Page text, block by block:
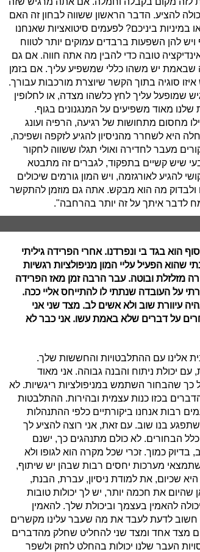
להציע. הדבר הראשון ששווה לבחון זה האם
ביניכם? לפעמים סיטואציות שאנחנו
להן השפעות ברבדים עמוקים יותר לטווח
טובה כדי להבין מה אתה חווה. אם גם
שבאמת יש משהו כללי שמשפיע עליך. אם בזמן
סוגיה בתוך הקשר שיוצרת מורכבות עבורך.
עליך לחץ כלשהו מצדה, או לחלופין
מאוד משפיעים על המנגנונים בגוף.
מחסום מתחושות של רגיעה, הרפיה ועונג
היא לשחרר מהניסיון להגיע לזקפה ושפיכה,
מעבר לחדירה ואולי תגלו ששווה לחקור
שיש קשיים בתפקוד, לגברים זה מתבטא
להגיע לאורגזמה, ויש המון גורמים שיכולים
ולבדוק מה הוא מבקש. אתה גם מוזמן להתקשר
לדבר איתך על זה יותר בהרחבה".
הוא בגד בי ונפרדנו. אחרי הפרידה גיליתי
שהוא הפעיל עליי המון מניפולציות רגשיות
מזלזלת ובוטה. עבר הרבה זמן מאז הפרידה
על העובדה שנתתי לו להתייחס אליי ככה.
עיוורת שוב ולא אשים לב. מצד שני אני
על דברים שלא באמת עשו. אני כבר לא
אלינו עם ההתלבטויות והחששות שלך.
יכולת ניתוח והבנה גבוהה. אני מאוד
שהבחור השתמש במניפולציות ריגשיות. לא
בכזו כנות עצמית ובהירות. ההתלבטות
רבות אנחנו ביקורתיים כלפי ההתנהלות
בנו שוב. עם זאת, אני רוצה להציע לך
הבחורים. לא כולם מתנהגים כך, ישנם
כמוך. זכרי שכל מקרה הוא לגופו ולא
מערכות יחסים רבות שבהן יש שיתוף,
שכיום, את למודת ניסיון, עברת, הבנת,
שהיום את חכמה יותר, יש לך יכולות טובות
להאמין בעצמך וביכולת שלך. להאמין
חשוב לדעת לעבד את מה שעבר עלינו מקשרים
מצד אחד ומצד שני להחליט שחלק מהדברים
העבר שלנו יכולות בהחלט לחזק ולשפר